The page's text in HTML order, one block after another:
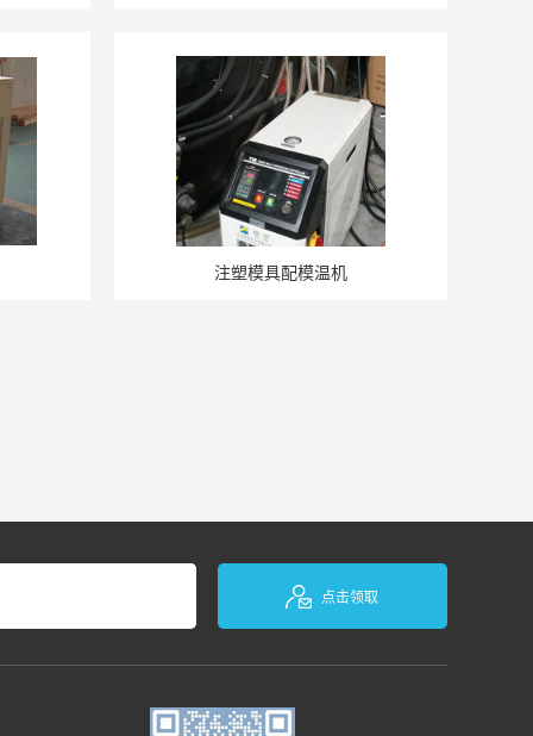
注塑模具配模温机
点击领取